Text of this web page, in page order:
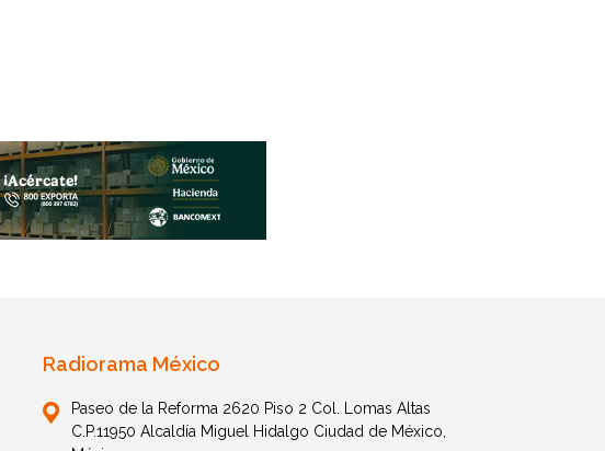
Radiorama México
Paseo de la Reforma 2620 Piso 2 Col. Lomas Altas
C.P.11950 Alcaldía Miguel Hidalgo Ciudad de México,